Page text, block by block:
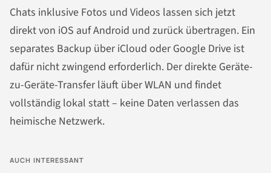
Chats inklusive Fotos und Videos lassen sich jetzt
direkt von iOS auf Android und zurück übertragen. Ein
separates Backup über iCloud oder Google Drive ist
dafür nicht zwingend erforderlich. Der direkte Geräte-
zu-Geräte-Transfer läuft über WLAN und findet
vollständig lokal statt – keine Daten verlassen das
heimische Netzwerk.
AUCH INTERESSANT